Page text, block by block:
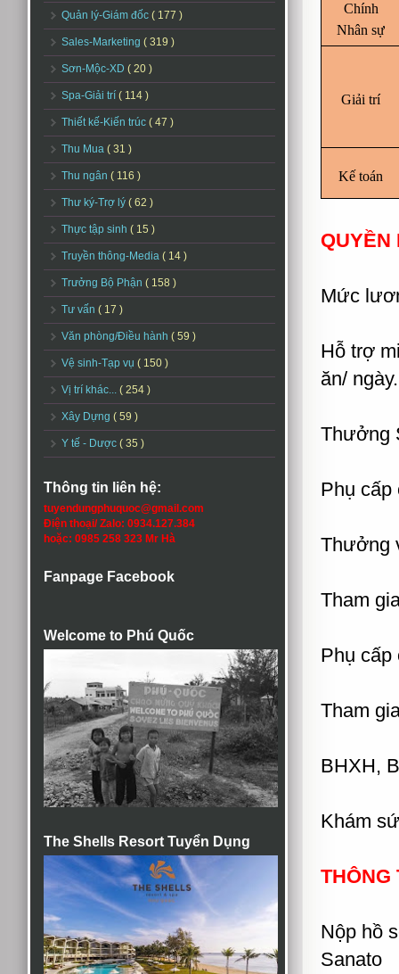
Quản lý-Giám đốc ( 177 )
Sales-Marketing ( 319 )
Sơn-Mộc-XD ( 20 )
Spa-Giải trí ( 114 )
Thiết kế-Kiến trúc ( 47 )
Thu Mua ( 31 )
Thu ngân ( 116 )
Thư ký-Trợ lý ( 62 )
Thực tập sinh ( 15 )
Truyền thông-Media ( 14 )
Trưởng Bộ Phận ( 158 )
Tư vấn ( 17 )
Văn phòng/Điều hành ( 59 )
Vệ sinh-Tạp vụ ( 150 )
Vị trí khác... ( 254 )
Xây Dựng ( 59 )
Y tế - Dược ( 35 )
Thông tin liên hệ:
tuyendungphuquoc@gmail.com
Điện thoại/ Zalo: 0934.127.384
hoặc: 0985 258 323 Mr Hà
Fanpage Facebook
Welcome to Phú Quốc
The Shells Resort Tuyển Dụng
Chính
Nhân sự
Giải trí
Kế toán
QUYỀN
Mức
Hỗ trợ
ăn/ ngày.
Thưởng
Phụ
Thưởng
Tham
Phụ cấp
Tham
BHXH,
Khám
THÔNG
Nộp hồ
Sanato